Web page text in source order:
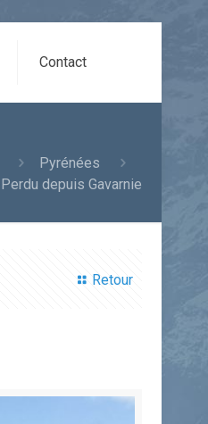
Contact
Pyrénées
depuis Gavarnie
Retour